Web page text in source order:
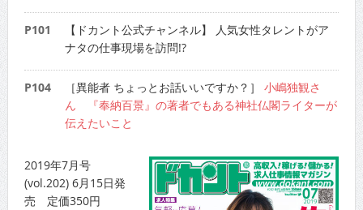
P101
【ドカント公式チャンネル】 人気女性タレントがア
ナタの仕事現場を訪問!?
P104 ［異能者 ちょっとお話いいですか？］ 小嶋独観さ
ん 『奉納百景』の著者でもある神社仏閣ライターが
伝えたいこと
2019年7月号
(vol.202) 6月15日発
売 定価350円